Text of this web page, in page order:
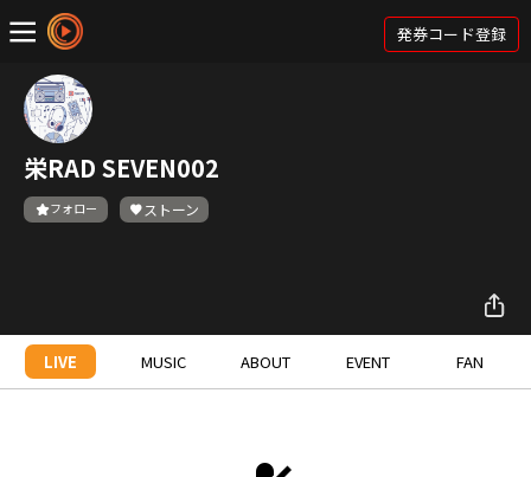
発券コード登録
栄RAD SEVEN002
フォロー ストーン
LIVE MUSIC ABOUT EVENT FAN